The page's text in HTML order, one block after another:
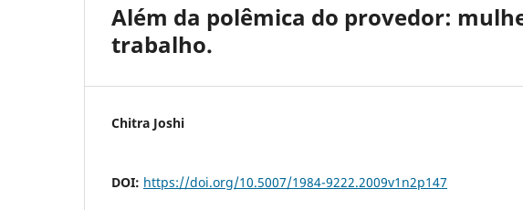
Além da polêmica do provedor:
trabalho.
Chitra Joshi
DOI: https://doi.org/10.5007/1984-9222.2009v1n2p147